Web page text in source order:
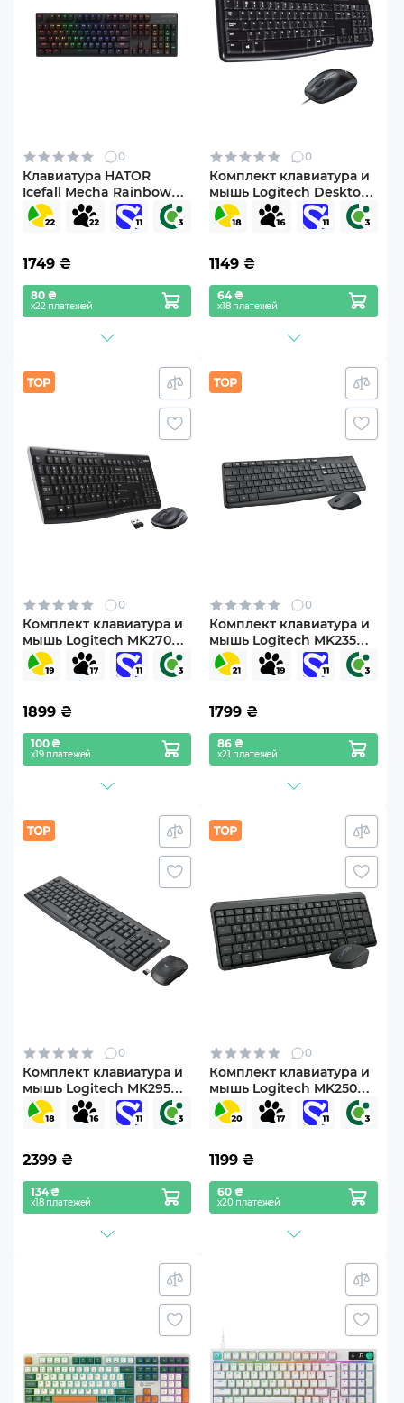
0
Клавиатура HATOR
Icefall Mecha Rainbow
(HTK104UA) Black
1749 ₴
80 ₴
х22 платежей
0
Комплект клавиатура и
мышь Logitech Desktop
MK120 UA (920-002563)
1149 ₴
64 ₴
х18 платежей
0
Комплект клавиатура и
мышь Logitech MK270
Wireless UA Black (920-
004508)
1899 ₴
100 ₴
х19 платежей
0
Комплект клавиатура и
мышь Logitech MK235
Wireless UA (920-007931)
1799 ₴
86 ₴
х21 платежей
0
Комплект клавиатура и
мышь Logitech MK295
Silent UA Graphite (920-
009800)
2399 ₴
134 ₴
х18 платежей
0
Комплект клавиатура и
мышь Logitech MK250
Bluetooth/Wireles UA
Graphite (920-013823)
1199 ₴
60 ₴
х20 платежей